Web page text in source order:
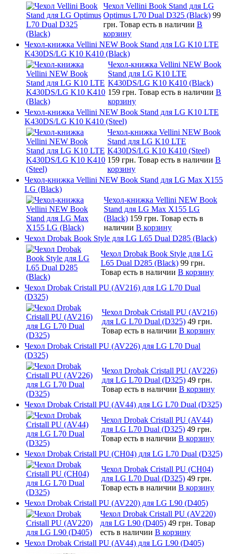
Чехол Vellini Book Stand для LG
Optimus L70 Dual D325 (Black) 99
грн. Товар есть в наличии В
корзину
Чехол-книжка Vellini NEW Book Stand для LG K10 LTE
K430DS/LG K10 K410 (Black)
Чехол-книжка Vellini NEW Book
Stand для LG K10 LTE
K430DS/LG K10 K410 (Black)
159 грн. Товар есть в наличии В
корзину
Чехол-книжка Vellini NEW Book Stand для LG K10 LTE
K430DS/LG K10 K410 (Steel)
Чехол-книжка Vellini NEW Book
Stand для LG K10 LTE
K430DS/LG K10 K410 (Steel)
159 грн. Товар есть в наличии В
корзину
Чехол-книжка Vellini NEW Book Stand для LG Max X155
LG (Black)
Чехол-книжка Vellini NEW Book
Stand для LG Max X155 LG
(Black) 159 грн. Товар есть в
наличии В корзину
Чехол Drobak Book Style для LG L65 Dual D285 (Black)
Чехол Drobak Book Style для LG
L65 Dual D285 (Black) 99 грн.
Товар есть в наличии В корзину
Чехол Drobak Cristall PU (AV216) для LG L70 Dual
(D325)
Чехол Drobak Cristall PU (AV216)
для LG L70 Dual (D325) 49 грн.
Товар есть в наличии В корзину
Чехол Drobak Cristall PU (AV226) для LG L70 Dual
(D325)
Чехол Drobak Cristall PU (AV226)
для LG L70 Dual (D325) 49 грн.
Товар есть в наличии В корзину
Чехол Drobak Cristall PU (AV44) для LG L70 Dual (D325)
Чехол Drobak Cristall PU (AV44)
для LG L70 Dual (D325) 49 грн.
Товар есть в наличии В корзину
Чехол Drobak Cristall PU (CH04) для LG L70 Dual (D325)
Чехол Drobak Cristall PU (CH04)
для LG L70 Dual (D325) 49 грн.
Товар есть в наличии В корзину
Чехол Drobak Cristall PU (AV220) для LG L90 (D405)
Чехол Drobak Cristall PU (AV220)
для LG L90 (D405) 49 грн. Товар
есть в наличии В корзину
Чехол Drobak Cristall PU (AV44) для LG L90 (D405)